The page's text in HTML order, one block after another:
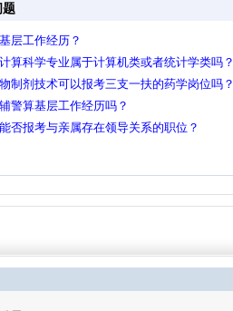
题
层工作经历？
算科学专业属于计算机类或者统计学类吗？
制剂技术可以报考三支一扶的药学岗位吗？
警算基层工作经历吗？
否报考与亲属存在领导关系的职位？